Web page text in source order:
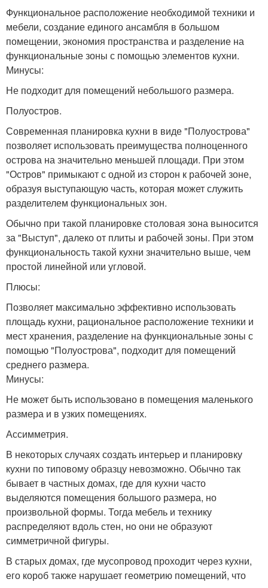
Функциональное расположение необходимой техники и
мебели, создание единого ансамбля в большом
помещении, экономия пространства и разделение на
функциональные зоны с помощью элементов кухни.
Минусы:
Не подходит для помещений небольшого размера.
Полуостров.
Современная планировка кухни в виде "Полуострова"
позволяет использовать преимущества полноценного
острова на значительно меньшей площади. При этом
"Остров" примыкают с одной из сторон к рабочей зоне,
образуя выступающую часть, которая может служить
разделителем функциональных зон.
Обычно при такой планировке столовая зона выносится
за "Выступ", далеко от плиты и рабочей зоны. При этом
функциональность такой кухни значительно выше, чем
простой линейной или угловой.
Плюсы:
Позволяет максимально эффективно использовать
площадь кухни, рациональное расположение техники и
мест хранения, разделение на функциональные зоны с
помощью "Полуострова", подходит для помещений
среднего размера.
Минусы:
Не может быть использовано в помещения маленького
размера и в узких помещениях.
Ассимметрия.
В некоторых случаях создать интерьер и планировку
кухни по типовому образцу невозможно. Обычно так
бывает в частных домах, где для кухни часто
выделяются помещения большого размера, но
произвольной формы. Тогда мебель и технику
распределяют вдоль стен, но они не образуют
симметричной фигуры.
В старых домах, где мусопровод проходит через кухни,
его короб также нарушает геометрию помещений, что